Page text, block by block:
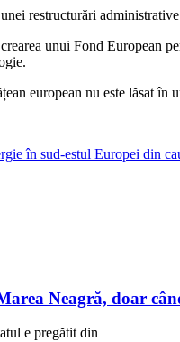
restructurări
unui Fond European
european nu este lăsat în
în sud-estul Europei din
Neagră, doar
e pregătit din